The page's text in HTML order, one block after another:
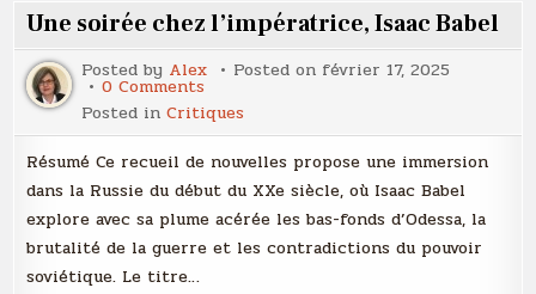
devriez
introduire
la
lecture
au
menu
du
jour
Une soirée chez l’impératrice, Isaac Babel
Posted by Alex Posted on février 17, 2025
0 Comments
Une
soirée
chez
l’impératrice,
Isaac
Babel
Posted inCritiques
Résumé Ce recueil de nouvelles propose une immersion
dans la Russie du début du XXe siècle, où Isaac Babel
explore avec sa plume acérée les bas-fonds d’Odessa, la
brutalité de la guerre et les contradictions du pouvoir
soviétique. Le titre…